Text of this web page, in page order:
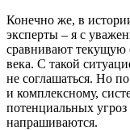
Конечно же, в
эксперты – я с
сравнивают
века. С такой
не соглашаться. Но
и комплексному,
потенциальных
напрашиваются.